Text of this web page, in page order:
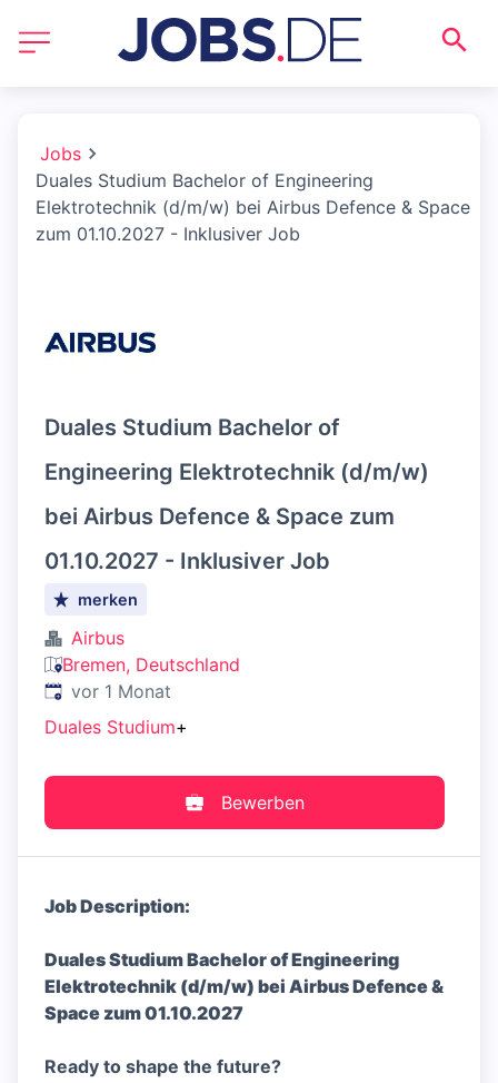
Jobs
Duales Studium Bachelor of Engineering
Elektrotechnik (d/m/w) bei Airbus Defence & Space
zum 01.10.2027 - Inklusiver Job
Duales Studium Bachelor of
Engineering Elektrotechnik (d/m/w)
bei Airbus Defence & Space zum
01.10.2027 - Inklusiver Job
merken
Airbus
Bremen, Deutschland
Veröffentlicht:
vor 1 Monat
Duales Studium+
Bewerben
Job Description:
Duales Studium Bachelor of Engineering
Elektrotechnik (d/m/w) bei Airbus Defence &
Space zum 01.10.2027
Ready to shape the future?